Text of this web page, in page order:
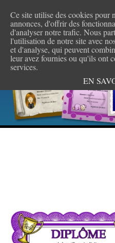
Ce site utilise des cookies pour
annonces, d'offrir des
d'analyser notre trafic. Nous
l'utilisation de notre site avec
et d'analyse, qui peuvent
leur avez fournies ou qu'ils ont
services.
EN